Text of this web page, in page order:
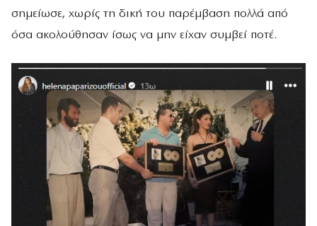
σημείωσε, χωρίς τη δική του παρέμβαση πολλά από
όσα ακολούθησαν ίσως να μην είχαν συμβεί ποτέ.